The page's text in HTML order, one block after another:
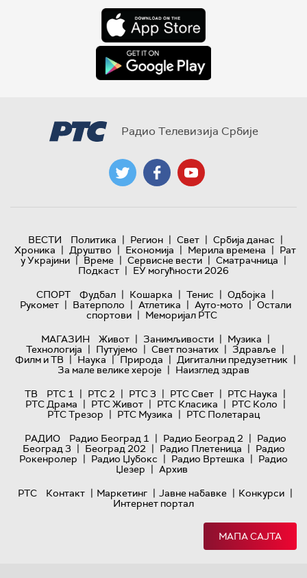
Радио Телевизија Србије
ВЕСТИ Политика | Регион | Свет | Србија данас |
Хроника | Друштво | Економија | Мерила времена | Рат
у Украјини | Време | Сервисне вести | Сматрачница |
Подкаст | ЕУ могућности 2026
СПОРТ
Фудбал | Кошарка | Тенис | Одбојка |
Рукомет | Ватерполо | Атлетика | Ауто-мото | Остали
спортови | Меморијал РТС
МАГАЗИН
Живот | Занимљивости | Музика |
Технологијa | Путујемо | Свет познатих | Здравље |
Филм и ТВ | Наука | Природа | Дигитални предузетник |
За мале велике хероје | Наизглед здрав
ТВ
РТС 1 | РТС 2 | РТС 3 | РТС Свет | РТС Наука |
РТС Драма | РТС Живот | РТС Класика | РТС Коло |
РТС Трезор | РТС Музика | РТС Полетарац
РАДИО
Радио Београд 1 | Радио Београд 2 | Радио
Београд 3 | Београд 202 | Радио Плетеница | Радио
Рокенролер | Радио Џубокс | Радио Вртешка | Радио
Џезер | Архив
РТС
Контакт | Маркетинг | Јавне набавке | Конкурси |
Интернет портал
МАПА САЈТА